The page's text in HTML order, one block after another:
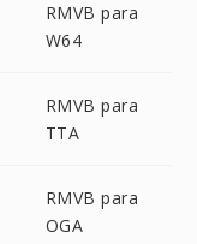
RMVB para
W64
RMVB para
TTA
RMVB para
OGA